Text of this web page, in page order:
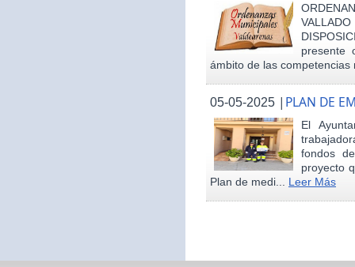
presente
ámbito de las
05-05-2025 | PLAN DE
El
fondos
proyecto
Plan de medi... Leer Más